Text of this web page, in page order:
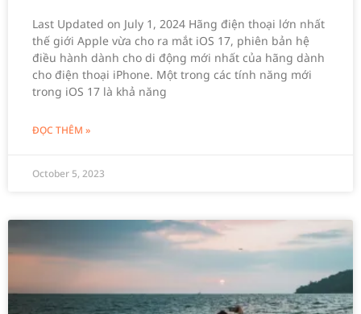
Last Updated on July 1, 2024 Hãng điện thoại lớn nhất
thế giới Apple vừa cho ra mắt iOS 17, phiên bản hệ
điều hành dành cho di động mới nhất của hãng dành
cho điện thoại iPhone. Một trong các tính năng mới
trong iOS 17 là khả năng
ĐỌC THÊM »
October 5, 2023